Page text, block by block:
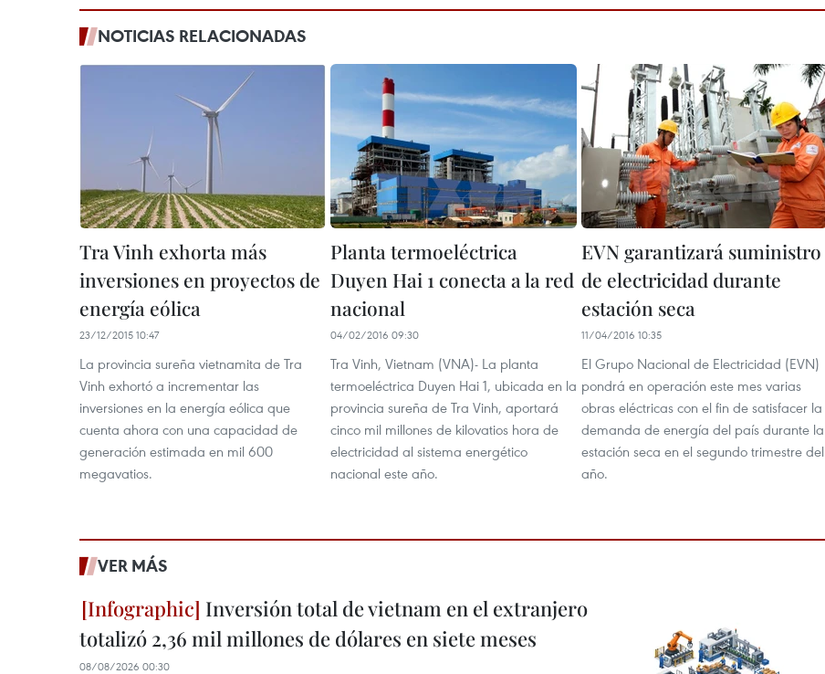
NOTICIAS RELACIONADAS
Tra Vinh exhorta más
inversiones en proyectos de
energía eólica
23/12/2015 10:47
La provincia sureña vietnamita de Tra
Vinh exhortó a incrementar las
inversiones en la energía eólica que
cuenta ahora con una capacidad de
generación estimada en mil 600
megavatios.
Planta termoeléctrica
Duyen Hai 1 conecta a la red
nacional
04/02/2016 09:30
Tra Vinh, Vietnam (VNA)- La planta
termoeléctrica Duyen Hai 1, ubicada en la
provincia sureña de Tra Vinh, aportará
cinco mil millones de kilovatios hora de
electricidad al sistema energético
nacional este año.
EVN garantizará suministro
de electricidad durante
estación seca
11/04/2016 10:35
El Grupo Nacional de Electricidad (EVN)
pondrá en operación este mes varias
obras eléctricas con el fin de satisfacer la
demanda de energía del país durante la
estación seca en el segundo trimestre del
año.
VER MÁS
Inversión total de vietnam en el extranjero
totalizó 2,36 mil millones de dólares en siete meses
08/08/2026 00:30